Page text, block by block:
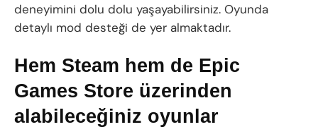
deneyimini dolu dolu yaşayabilirsiniz. Oyunda
detaylı mod desteği de yer almaktadır.
Hem Steam hem de Epic
Games Store üzerinden
alabileceğiniz oyunlar